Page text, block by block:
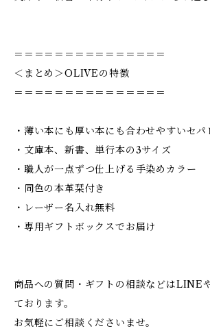
＝＝＝＝＝＝＝＝＝＝＝＝＝＝＝
＜まとめ＞OLIVEの特徴
＝＝＝＝＝＝＝＝＝＝＝＝＝＝＝
・薄い本にも厚い本にも合わせやすいセパ
・文庫本、新書、単行本の3サイズ
・職人が一点ずつ仕上げる手染めカラー
・同色の本革栞付き
・レーザー名入れ無料
・専用ギフトボックスでお届け
商品への質問・ギフトの相談などはLINE
ております。
お気軽にご相談くださいませ。